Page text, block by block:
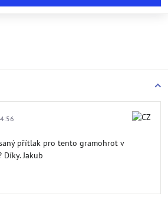
přítlak pro tento gramohrot v
Díky. Jakub